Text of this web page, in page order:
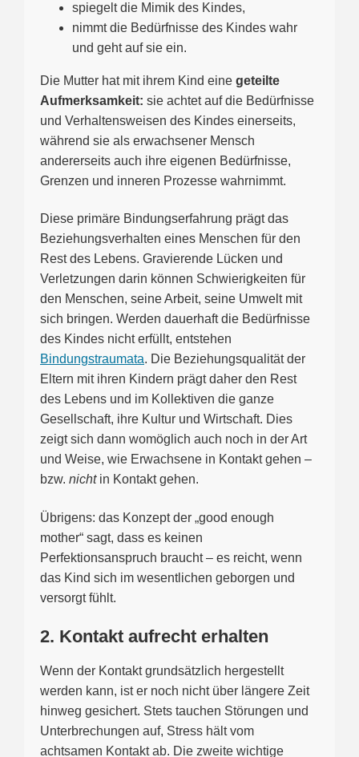
spiegelt die Mimik des Kindes,
nimmt die Bedürfnisse des Kindes wahr
und geht auf sie ein.
Die Mutter hat mit ihrem Kind eine geteilte
Aufmerksamkeit: sie achtet auf die Bedürfnisse
und Verhaltensweisen des Kindes einerseits,
während sie als erwachsener Mensch
andererseits auch ihre eigenen Bedürfnisse,
Grenzen und inneren Prozesse wahrnimmt.
Diese primäre Bindungserfahrung prägt das
Beziehungsverhalten eines Menschen für den
Rest des Lebens. Gravierende Lücken und
Verletzungen darin können Schwierigkeiten für
den Menschen, seine Arbeit, seine Umwelt mit
sich bringen. Werden dauerhaft die Bedürfnisse
des Kindes nicht erfüllt, entstehen
Bindungstraumata. Die Beziehungsqualität der
Eltern mit ihren Kindern prägt daher den Rest
des Lebens und im Kollektiven die ganze
Gesellschaft, ihre Kultur und Wirtschaft. Dies
zeigt sich dann womöglich auch noch in der Art
und Weise, wie Erwachsene in Kontakt gehen –
bzw. nichtin Kontakt gehen.
Übrigens: das Konzept der „good enough
mother“ sagt, dass es keinen
Perfektionsanspruch braucht – es reicht, wenn
das Kind sich im wesentlichen geborgen und
versorgt fühlt.
2. Kontakt aufrecht erhalten
Wenn der Kontakt grundsätzlich hergestellt
werden kann, ist er noch nicht über längere Zeit
hinweg gesichert. Stets tauchen Störungen und
Unterbrechungen auf, Stress hält vom
achtsamen Kontakt ab. Die zweite wichtige